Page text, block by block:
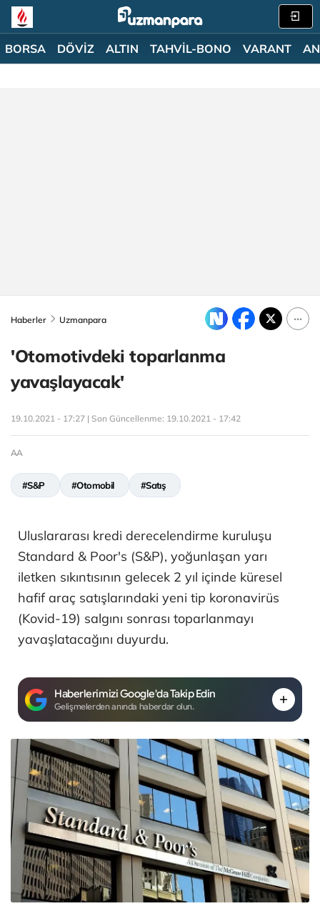
BORSA DÖVİZ ALTIN TAHVİL-BONO VARANT
Haberler Uzmanpara
'Otomotivdeki toparlanma
yavaşlayacak'
19.10.2021 - 17:27 | Son Güncellenme: 19.10.2021 - 17:42
AA
#S&P #Otomobil #Satış
Uluslararası kredi derecelendirme kuruluşu
Standard & Poor's (S&P), yoğunlaşan yarı
iletken sıkıntısının gelecek 2 yıl içinde küresel
hafif araç satışlarındaki yeni tip koronavirüs
(Kovid-19) salgını sonrası toparlanmayı
yavaşlatacağını duyurdu.
Haberlerimizi Google'da Takip Edin
Gelişmelerden anında haberdar olun.